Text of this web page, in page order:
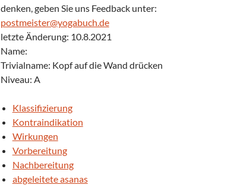
denken, geben Sie uns Feedback unter:
postmeister@yogabuch.de
letzte Änderung: 10.8.2021
Name:
Trivialname: Kopf auf die Wand drücken
Niveau: A
Klassifizierung
Kontraindikation
Wirkungen
Vorbereitung
Nachbereitung
abgeleitete asanas